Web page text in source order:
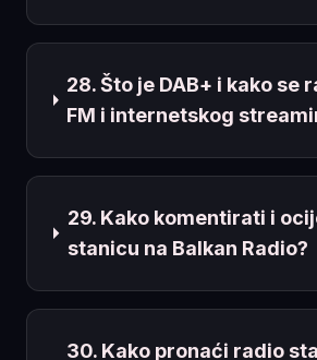
28. Što je DAB+ i kako se
FM i internetskog
29. Kako komentirati i
stanicu na Balkan Radio?
30. Kako pronaći radio